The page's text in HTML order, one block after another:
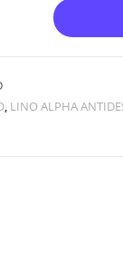
, LINO ALPHA